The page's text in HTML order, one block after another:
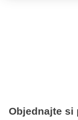
Objednajte si